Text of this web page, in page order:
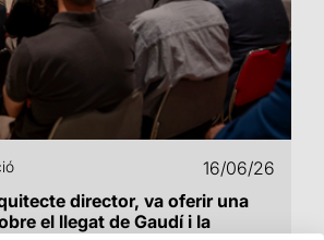
16/06/26
director, va oferir una
el llegat de Gaudí i la